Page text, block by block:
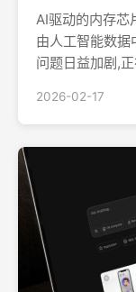
AI驱动的内存芯
由人工智能数
问题日益加剧,
Axios报道,过去
了三倍,而三星
2026-02-17